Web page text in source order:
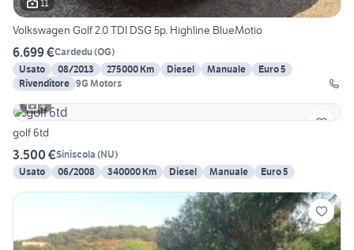
11
Volkswagen Golf 2.0 TDI DSG 5p. Highline BlueMotio
6.699 €Cardedu(OG)
Usato
08/2013 275000 Km Diesel Manuale
Euro 5
Rivenditore 9G Motors
4
golf 6td
3.500 €Siniscola (NU)
Usato
06/2008 340000 Km Diesel Manuale Euro 5